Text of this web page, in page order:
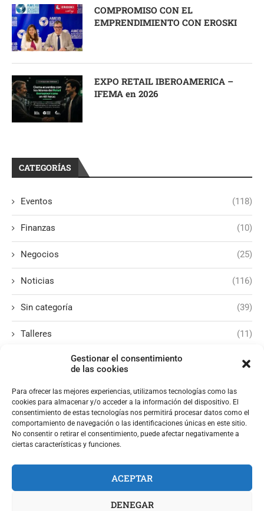
Gestionar el consentimiento
de las cookies
Para ofrecer las mejores experiencias, utilizamos tecnologías como las
cookies para almacenar y/o acceder a la información del dispositivo. El
consentimiento de estas tecnologías nos permitirá procesar datos como el
comportamiento de navegación o las identificaciones únicas en este sitio.
No consentir o retirar el consentimiento, puede afectar negativamente a
ciertas características y funciones.
ACEPTAR
DENEGAR
COMPROMISO CON EL
EMPRENDIMIENTO CON EROSKI
EXPO RETAIL IBEROAMERICA –
IFEMA en 2026
CATEGORÍAS
Eventos (118)
Finanzas (10)
Negocios (25)
Noticias (116)
Sin categoría (39)
Talleres (11)